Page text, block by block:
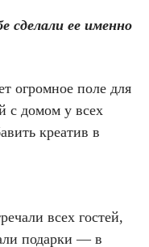
сделали ее именно
огромное поле для
с домом у всех
креатив в
всех гостей,
подарки — в